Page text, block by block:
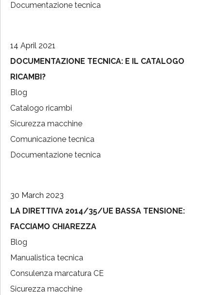
Documentazione tecnica
14 April 2021
DOCUMENTAZIONE TECNICA: E IL CATALOGO
RICAMBI?
Blog
Catalogo ricambi
Sicurezza macchine
Comunicazione tecnica
Documentazione tecnica
30 March 2023
LA DIRETTIVA 2014/35/UE BASSA TENSIONE:
FACCIAMO CHIAREZZA
Blog
Manualistica tecnica
Consulenza marcatura CE
Sicurezza macchine